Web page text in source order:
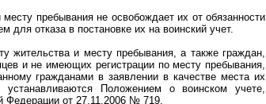
пребывания не освобождает их от обязанности
для отказа в постановке их на воинский учет.
жительства и месту пребывания, а также граждан,
и не имеющих регистрации по месту пребывания,
гражданами в заявлении в качестве места их
Положением о воинском учете,
Федерации от 27.11.2006 № 719.